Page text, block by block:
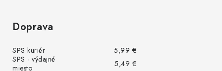
Doprava
SPS kuriér
5,99 €
SPS - výdajné
miesto
5,49 €